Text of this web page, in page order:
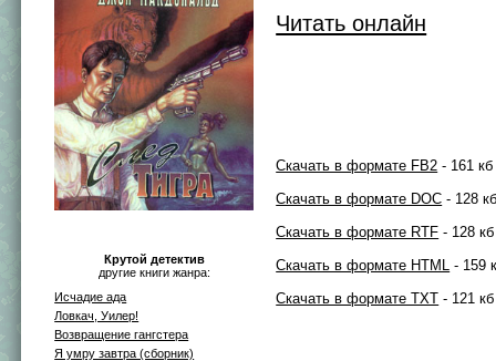
Крутой детектив
другие книги жанра:
Исчадие ада
Ловкач, Уилер!
Возвращение гангстера
Я умру завтра (сборник)
Читать онлайн
Скачать в формате FB2 - 161 кб
Скачать в формате DOC - 128
Скачать в формате RTF - 128 кб
Скачать в формате HTML - 159
Скачать в формате TXT - 121 кб